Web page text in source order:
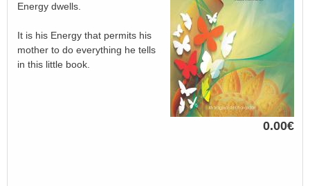
0.00€
Energy dwells.
It is his Energy that permits his
mother to do everything he tells
in this little book.